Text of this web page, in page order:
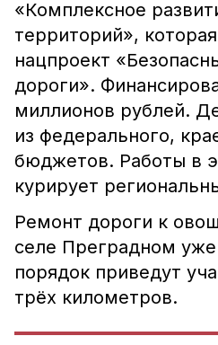
«Комплексное
территорий»,
нацпроект
дороги».
миллионов рублей.
из федерального,
бюджетов. Работы в
курирует
Ремонт дороги к
селе Преградном уже
порядок приведут
трёх километров.